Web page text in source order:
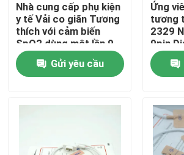
Nhà
Sản phẩm
Nhà cung cấp phụ kiện
y tế Vải co giãn Tương
thích với cảm biến
SpO2 dùng một lần 9
chân Nellcor cho trẻ
sơ sinh/người lớn
Gửi yêu cầu
Ứng
tương
2329
9pin
Sensor